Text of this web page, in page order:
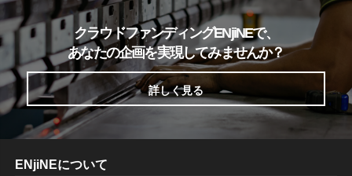
クラウドファンディングENjiNEで、
あなたの企画を実現してみませんか？
詳しく見る
ENjiNEについて